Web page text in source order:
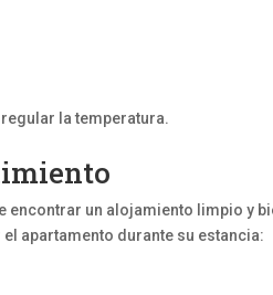
la temperatura.
encontrar un alojamiento limpio y
apartamento durante su estancia: